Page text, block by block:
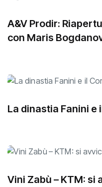
A&V Prodir:
con Maris
La dinastia Fanini e
Vini Zabù – KTM: si